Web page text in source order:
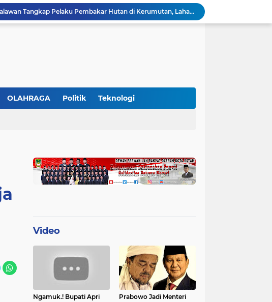
Polres Pelalawan Tangkap Pelaku Pembakar Hutan di Kerumutan, Lahan Gambut Dibuka untuk Kebun Sawit
SIEXPO 2026 Resmi Dibuka, Riau Perkuat Posisi sebagai Barometer Industri Sawit Nasional
Hari Kedua SIEXPO 2026 Makin Bergairah, Transaksi Tembus Rp1,05 Miliar dan Dorongan Palm Oil Institute Menguat
OLAHRAGA Politik Teknologi
Video
Ngamuk.! Bupati Apri
Prabowo Jadi Menteri